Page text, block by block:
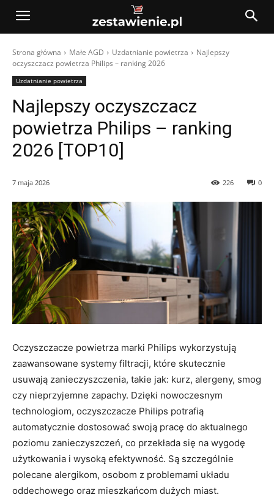
Strona główna Małe AGD Uzdatnianie powietrza
Najlepszy
oczyszczacz powietrza Philips – ranking 2026
Uzdatnianie powietrza
Najlepszy oczyszczacz
powietrza Philips – ranking
2026 [TOP10]
7 maja 2026 0
226
Oczyszczacze powietrza marki Philips wykorzystują
zaawansowane systemy filtracji, które skutecznie
usuwają zanieczyszczenia, takie jak: kurz, alergeny, smog
czy nieprzyjemne zapachy. Dzięki nowoczesnym
technologiom, oczyszczacze Philips potrafią
automatycznie dostosować swoją pracę do aktualnego
poziomu zanieczyszczeń, co przekłada się na wygodę
użytkowania i wysoką efektywność. Są szczególnie
polecane alergikom, osobom z problemami układu
oddechowego oraz mieszkańcom dużych miast.